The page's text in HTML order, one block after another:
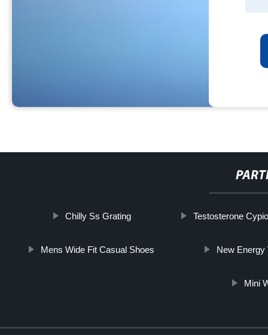
Chilly Ss Grating Testosterone
Mens Wide Fit Casual Shoes New Energy
Mini